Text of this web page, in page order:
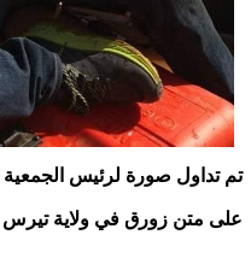
تم تداول صورة لرئيس الجمعية
على متن زورق في ولاية تيرس